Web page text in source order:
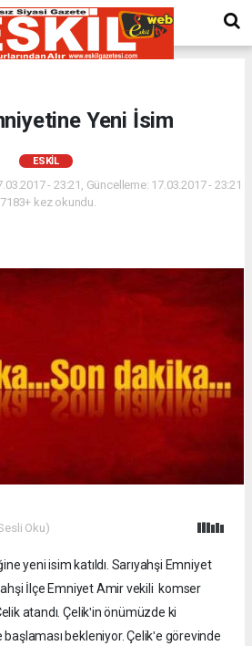
Yeni İsim
ESKİL
- 23:21, Güncelleme: 17.03.2017 - 23:21
7183+ kez okundu.
Oku)
yeni isim katıldı. Sarıyahşi Emniyet
İlçe Emniyet Amir vekili komser
atandı. Çelikʹin önümüzde ki
bekleniyor. Çelikʹe görevinde